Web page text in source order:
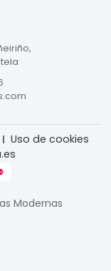
Uso de cookies